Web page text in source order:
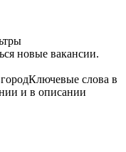
новые вакансии.
Ключевые слова в
и в описании